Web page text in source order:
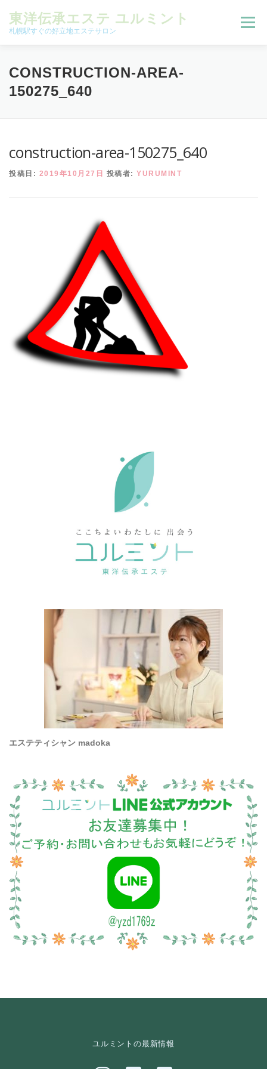
東洋伝承エステ ユルミント
札幌駅すぐの好立地エステサロン
メニュー
初回限定お試しコース（ご新規様限定）
オンラインメニュー アクセス よくある質問
CONSTRUCTION-AREA-
150275_640
construction-area-150275_640
投稿日: 2019年10月27日 投稿者: YURUMINT
エステティシャン madoka
ユルミントの最新情報